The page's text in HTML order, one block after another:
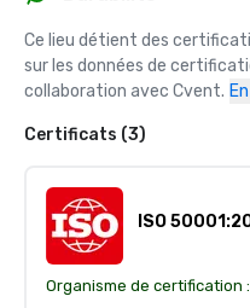
Ce lieu détient des
sur les données de
collaboration avec Cvent.
Certificats (3)
ISO
Organisme de certification :